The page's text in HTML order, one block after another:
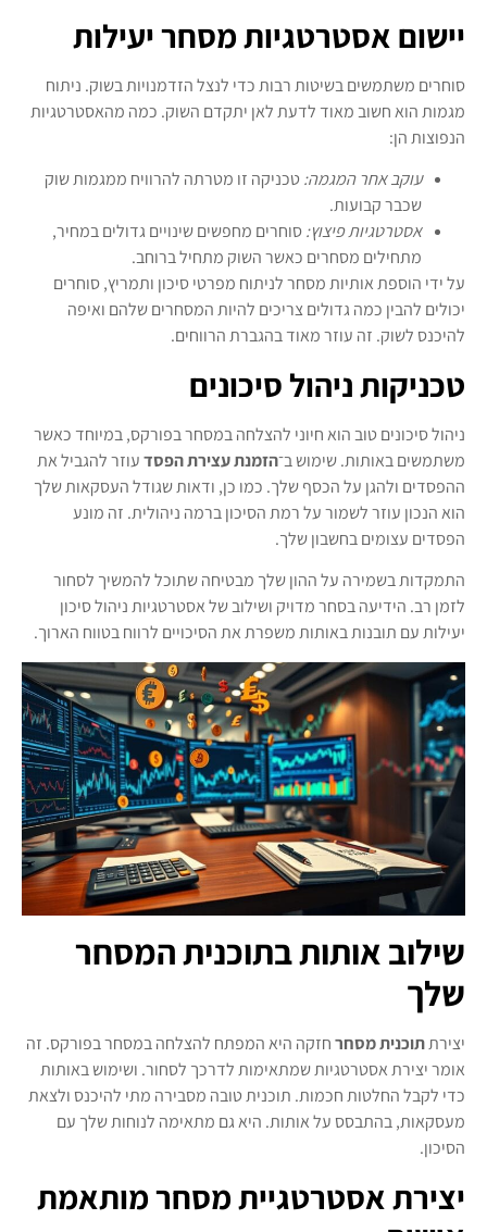
יישום אסטרטגיות מסחר יעילות
סוחרים משתמשים בשיטות רבות כדי לנצל הזדמנויות בשוק. ניתוח
מגמות הוא חשוב מאוד לדעת לאן יתקדם השוק. כמה מהאסטרטגיות
הנפוצות הן:
עוקב אחר המגמה: טכניקה זו מטרתה להרוויח ממגמות שוק
שכבר קבועות.
אסטרטגיות פיצוץ:סוחרים מחפשים שינויים גדולים במחיר,
מתחילים מסחרים כאשר השוק מתחיל ברוחב.
על ידי הוספת אותיות מסחר לניתוח מפרטי סיכון ותמריץ, סוחרים
יכולים להבין כמה גדולים צריכים להיות המסחרים שלהם ואיפה
להיכנס לשוק. זה עוזר מאוד בהגברת הרווחים.
טכניקות ניהול סיכונים
ניהול סיכונים טוב הוא חיוני להצלחה במסחר בפורקס, במיוחד כאשר
משתמשים באותות. שימוש ב־הזמנת עצירת הפסדעוזר להגביל את
ההפסדים ולהגן על הכסף שלך. כמו כן, ודאות שגודל העסקאות שלך
הוא הנכון עוזר לשמור על רמת הסיכון ברמה ניהולית. זה מונע
הפסדים עצומים בחשבון שלך.
התמקדות בשמירה על ההון שלך מבטיחה שתוכל להמשיך לסחור
לזמן רב. הידיעה בסחר מדויק ושילוב של אסטרטגיות ניהול סיכון
יעילות עם תובנות באותות משפרת את הסיכויים לרווח בטווח הארוך.
שילוב אותות בתוכנית המסחר
שלך
יצירתתוכנית מסחרחזקה היא המפתח להצלחה במסחר בפורקס. זה
אומר יצירת אסטרטגיות שמתאימות לדרכך לסחור. ושימוש באותות
כדי לקבל החלטות חכמות. תוכנית טובה מסבירה מתי להיכנס ולצאת
מעסקאות, בהתבסס על אותות. היא גם מתאימה לנוחות שלך עם
הסיכון.
יצירת אסטרטגיית מסחר מותאמת